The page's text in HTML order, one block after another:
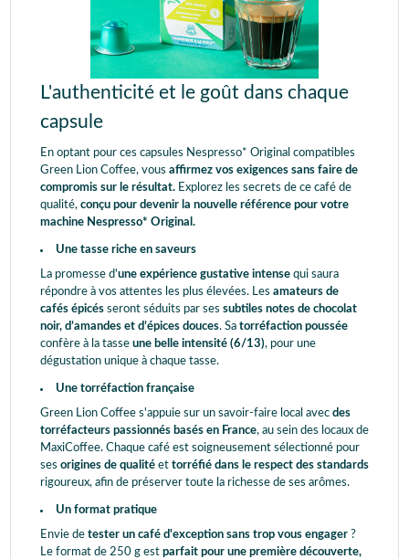
L'authenticité et le goût dans chaque
capsule
En optant pour ces capsules Nespresso* Original compatibles
Green Lion Coffee, vous affirmez vos exigences sans faire de
compromis sur le résultat. Explorez les secrets de ce café de
qualité, conçu pour devenir la nouvelle référence pour votre
machine Nespresso* Original.
Une tasse riche en saveurs
La promesse d'une expérience gustative intense qui saura
répondre à vos attentes les plus élevées. Les amateurs de
cafés épicés seront séduits par ses subtiles notes de chocolat
noir, d’amandes et d’épices douces. Sa torréfaction poussée
confère à la tasse une belle intensité (6/13), pour une
dégustation unique à chaque tasse.
Une torréfaction française
Green Lion Coffee s'appuie sur un savoir-faire local avec des
torréfacteurs passionnés basés en France, au sein des locaux de
MaxiCoffee. Chaque café est soigneusement sélectionné pour
ses origines de qualité et torréfié dans le respect des standards
rigoureux, afin de préserver toute la richesse de ses arômes.
Un format pratique
Envie de tester un café d'exception sans trop vous engager ?
Le format de 250 g est parfait pour une première découverte,